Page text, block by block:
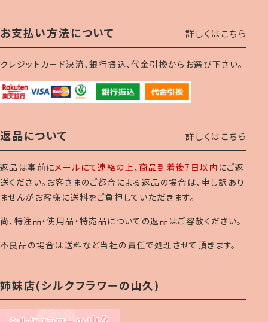
お支払い方法について 詳しくはこちら
クレジットカード決済、銀行振込、代金引換からお選び下さい。
返品について 詳しくはこちら
返品は事前にメールにて連絡の上、 商品到着後7日以内 にご返
送ください。お客さまのご都合による返品の場合は、申し訳あり
ませんがお客様に送料をご負担していただきます。
尚、特注品・使用品・特売品についての返品はご容赦ください。
不良品の場合は送料など当社の責任で処理させて頂きます。
姉妹店(シルクフラワーの山久)